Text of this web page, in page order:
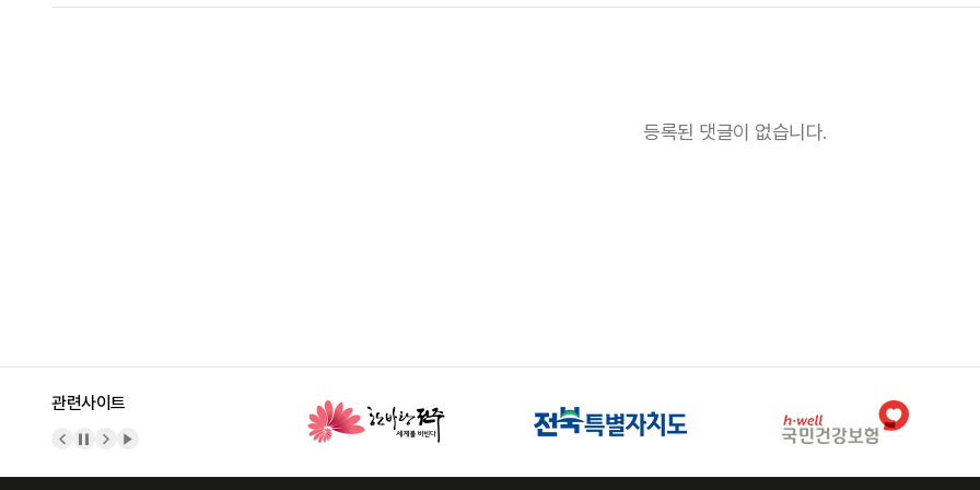
등록된 댓글이 없습니다.
관련사이트
이전 배너
배너 정지
다음 배너
배너 재생